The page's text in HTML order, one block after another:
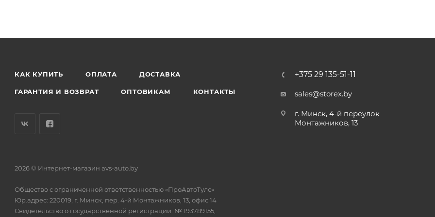
КАК КУПИТЬ ОПЛАТА ДОСТАВКА
ГАРАНТИЯ И ВОЗВРАТ ОПТОВИКАМ КОНТАКТЫ
+375 29 135-51-11
sales@storex.by
г. Минск, 4-й переулок
Монтажников, 13
2026 © Интернет-магазин avs-auto.by
Общество с ограниченной ответственностью «ПроАвтоТулс»
Юр.адрес: 220019, г. Минск, пер. 4-й Монтажников, 13, офис 14
Свидетельство о государственной регистрации: № 193789155,